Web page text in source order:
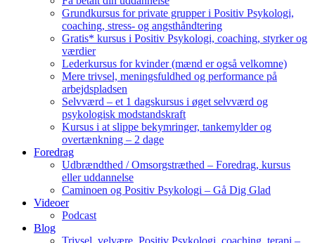
Grundkursus for private grupper i Positiv Psykologi,
coaching, stress- og angsthåndtering
Gratis* kursus i Positiv Psykologi, coaching, styrker og
værdier
Lederkursus for kvinder (mænd er også velkomne)
Mere trivsel, meningsfuldhed og performance på
arbejdspladsen
Selvværd – et 1 dagskursus i øget selvværd og
psykologisk modstandskraft
Kursus i at slippe bekymringer, tankemylder og
overtænkning – 2 dage
Foredrag
Udbrændthed / Omsorgstræthed – Foredrag, kursus
eller uddannelse
Caminoen og Positiv Psykologi – Gå Dig Glad
Videoer
Podcast
Blog
Trivsel, velvære, Positiv Psykologi, coaching, terapi –